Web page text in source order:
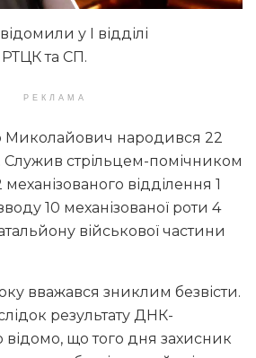
у І відділі
та СП.
РЕКЛАМА
Миколайович народився 22
Служив стрільцем-помічником
відділення 1
10 механізованої роти 4
військової частини
вважався зниклим безвісти.
результату ДНК-
відомо, що того дня захисник